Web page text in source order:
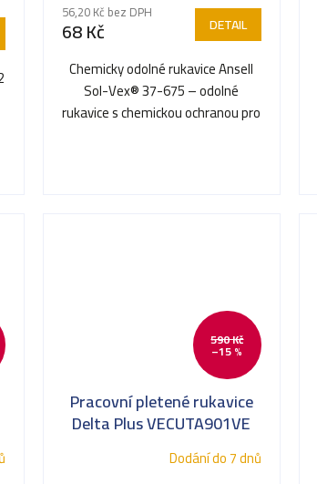
produktu
je
5,0
5
56,20 Kč bez DPH
68 Kč DETAIL
Chemicky odolné rukavice Ansell
Sol-Vex® 37-675 – odolné
rukavice s chemickou ochranou pro
590 Kč
–15 %
Pracovní pletené rukavice
Delta Plus VECUTA901VE
Nejvyšší odolnost proti
proříznutíDodání do 7 dnů